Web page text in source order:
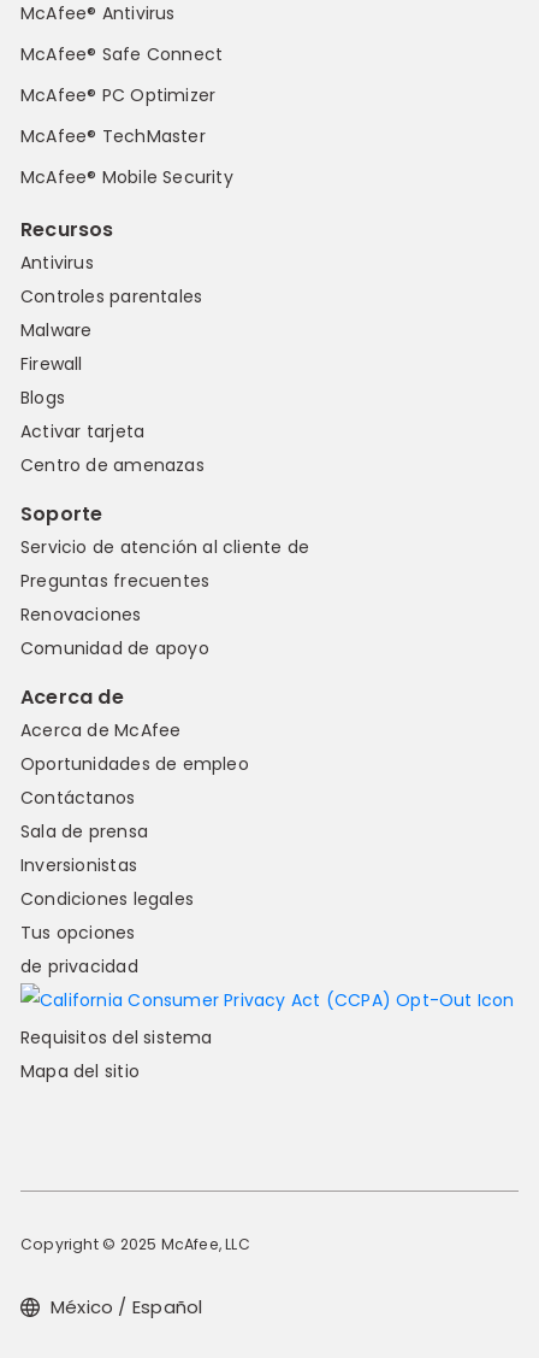
McAfee® Antivirus
McAfee® Safe Connect
McAfee® PC Optimizer
McAfee® TechMaster
McAfee® Mobile Security
Recursos
Antivirus
Controles parentales
Malware
Firewall
Blogs
Activar tarjeta
Centro de amenazas
Soporte
Servicio de atención al cliente de
Preguntas frecuentes
Renovaciones
Comunidad de apoyo
Acerca de
Acerca de McAfee
Oportunidades de empleo
Contáctanos
Sala de prensa
Inversionistas
Condiciones legales
Tus opciones
de privacidad
Requisitos del sistema
Mapa del sitio
Copyright © 2025 McAfee, LLC
México / Español